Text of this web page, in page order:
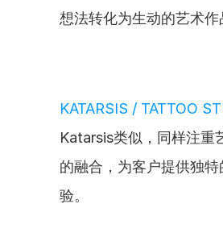
想法转化为生动的艺术作
KATARSIS / TATTOO
Katarsis类似，同样注重
的融合，为客户提供独
验。